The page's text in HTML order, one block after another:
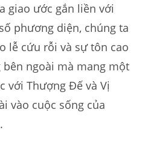
giao ước gắn liền với
phương diện, chúng ta
lễ cứu rỗi và sự tôn cao
ngoài mà mang một
với Thượng Đế và Vị
vào cuộc sống của